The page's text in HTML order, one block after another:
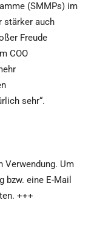
(SMMPs) im
stärker auch
Freude
COO
sehr“.
Verwendung. Um
bzw. eine E-Mail
+++